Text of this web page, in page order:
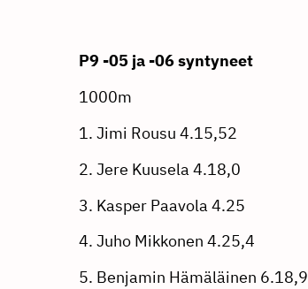
P9 -05 ja -06 syntyneet
1000m
1. Jimi Rousu 4.15,52
2. Jere Kuusela 4.18,0
3. Kasper Paavola 4.25
4. Juho Mikkonen 4.25,4
5. Benjamin Hämäläinen 6.18,9